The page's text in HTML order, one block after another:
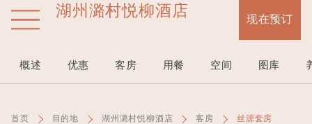
现在预订
首页 目的地 湖州潞村悦柳酒店 客房 丝源套房
湖州潞村悦柳酒店
概述 优惠 客房 用餐 空间 图库